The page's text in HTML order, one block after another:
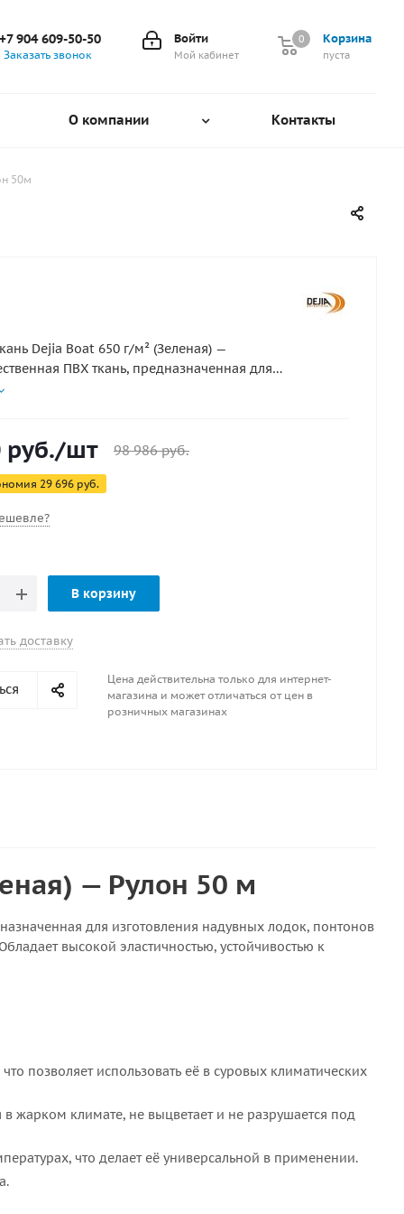
Корзина
0
пуста
0
Войти
Мой кабинет
+7 904 609-50-50
Заказать звонок
О компании Контакты
50м
Dejia Boat 650 г/м² (Зеленая) —
ПВХ ткань, предназначенная для
надувных лодок, понтонов и других водных
и морозостойкостью.
руб./шт 98 986руб.
29 696 руб.
В корзину
доставку
Цена действительна только для интернет-
магазина и может отличаться от цен в
розничных магазинах
— Рулон 50 м
для изготовления надувных лодок, понтонов
высокой эластичностью, устойчивостью к
позволяет использовать её в суровых климатических
жарком климате, не выцветает и не разрушается под
что делает её универсальной в применении.